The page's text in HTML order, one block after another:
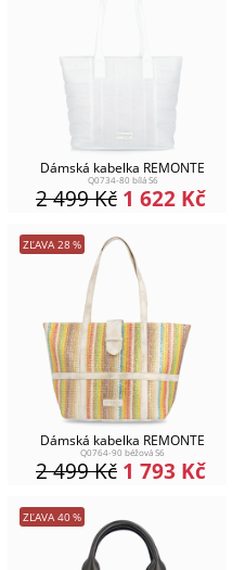
Dámská kabelka REMONTE
Q0734-80 bílá S6
1 622 Kč
2 499Kč
ZĽAVA 28%
Dámská kabelka REMONTE
Q0764-90 béžová S6
1 793 Kč
2 499Kč
ZĽAVA 40%